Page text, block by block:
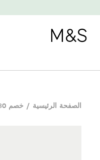
الصفحة الرئيسية / خصم 30% على موقعنا الاكتروني